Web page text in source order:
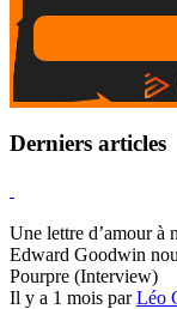
Derniers articles
Une lettre d’amour à
Edward Goodwin
Pourpre (Interview)
Il y a 1 mois parLéo